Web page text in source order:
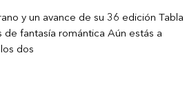
y un avance de su 36 edición Tabla
fantasía romántica Aún estás a
dos